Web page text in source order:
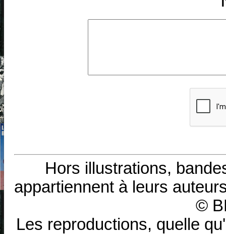
Hors illustrations,
appartiennent à leurs
©
Les reproductions, quelle